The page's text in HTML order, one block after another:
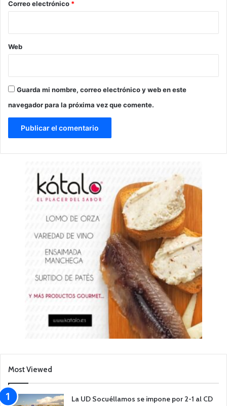
*
Correo electrónico *
Web
Guarda mi nombre, correo electrónico y web en este
navegador para la próxima vez que comente.
Most Viewed
La UD Socuéllamos se impone por 2-1 al CD